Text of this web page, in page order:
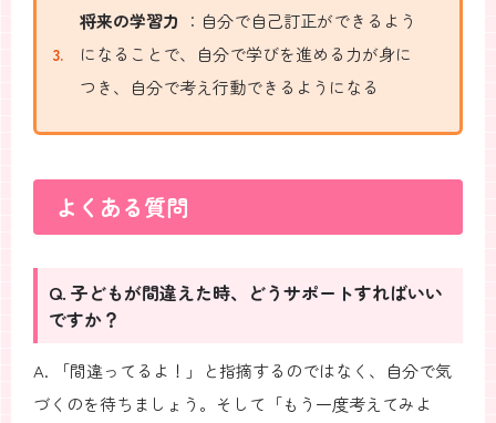
将来の学習力 ：自分で自己訂正ができるよう
になることで、自分で学びを進める力が身に
つき、自分で考え行動できるようになる
よくある質問
Q. 子どもが間違えた時、どうサポートすればいい
ですか？
A. 「間違ってるよ！」と指摘するのではなく、自分で気
づくのを待ちましょう。そして「もう一度考えてみよ